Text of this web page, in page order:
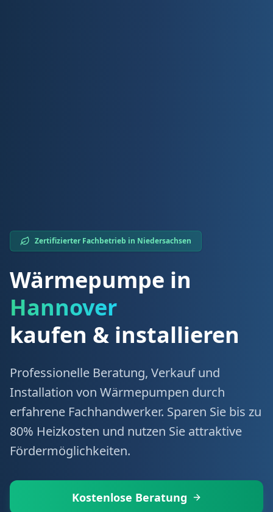
Zertifizierter Fachbetrieb in Niedersachsen
Wärmepumpe in
Hannover
kaufen & installieren
Professionelle Beratung, Verkauf und
Installation von Wärmepumpen durch
erfahrene Fachhandwerker. Sparen Sie bis zu
80% Heizkosten und nutzen Sie attraktive
Fördermöglichkeiten.
Kostenlose Beratung